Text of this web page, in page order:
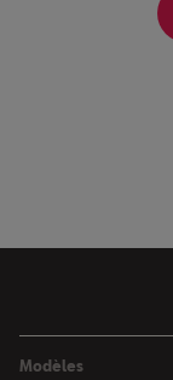
Modèles